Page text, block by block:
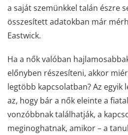
a saját szemünkkel talán észre
összesített adatokban már
Eastwick.
Ha a nők valóban
előnyben részesíteni, akkor
legtöbb kapcsolatban? Az egyik
az, hogy bár a nők eleinte a
vonzóbbnak találhatják, a
meginoghatnak, amikor – a